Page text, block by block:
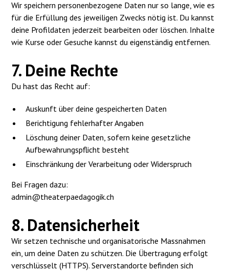
Wir speichern personenbezogene Daten nur so lange, wie es
für die Erfüllung des jeweiligen Zwecks nötig ist. Du kannst
deine Profildaten jederzeit bearbeiten oder löschen. Inhalte
wie Kurse oder Gesuche kannst du eigenständig entfernen.
7. Deine Rechte
Du hast das Recht auf:
Auskunft über deine gespeicherten Daten
Berichtigung fehlerhafter Angaben
Löschung deiner Daten, sofern keine gesetzliche
Aufbewahrungspflicht besteht
Einschränkung der Verarbeitung oder Widerspruch
Bei Fragen dazu:
admin@theaterpaedagogik.ch
8. Datensicherheit
Wir setzen technische und organisatorische Massnahmen
ein, um deine Daten zu schützen. Die Übertragung erfolgt
verschlüsselt (HTTPS). Serverstandorte befinden sich